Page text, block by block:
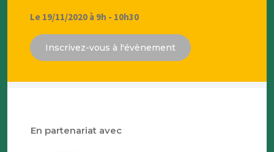
Le 19/11/2020 à 9h - 10h30
Inscrivez-vous à l'évènement
En partenariat avec